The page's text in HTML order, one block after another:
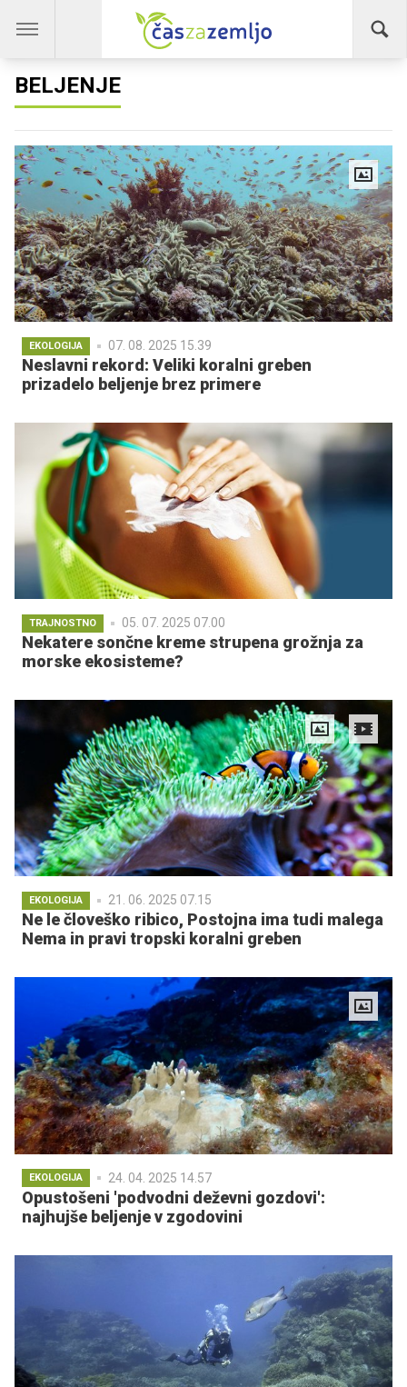
BELJENJE
EKOLOGIJA 07. 08. 2025 15.39
Neslavni rekord: Veliki koralni greben
prizadelo beljenje brez primere
TRAJNOSTNO 05. 07. 2025 07.00
Nekatere sončne kreme strupena grožnja za
morske ekosisteme?
EKOLOGIJA 21. 06. 2025 07.15
Ne le človeško ribico, Postojna ima tudi malega
Nema in pravi tropski koralni greben
EKOLOGIJA 24. 04. 2025 14.57
Opustošeni 'podvodni deževni gozdovi':
najhujše beljenje v zgodovini